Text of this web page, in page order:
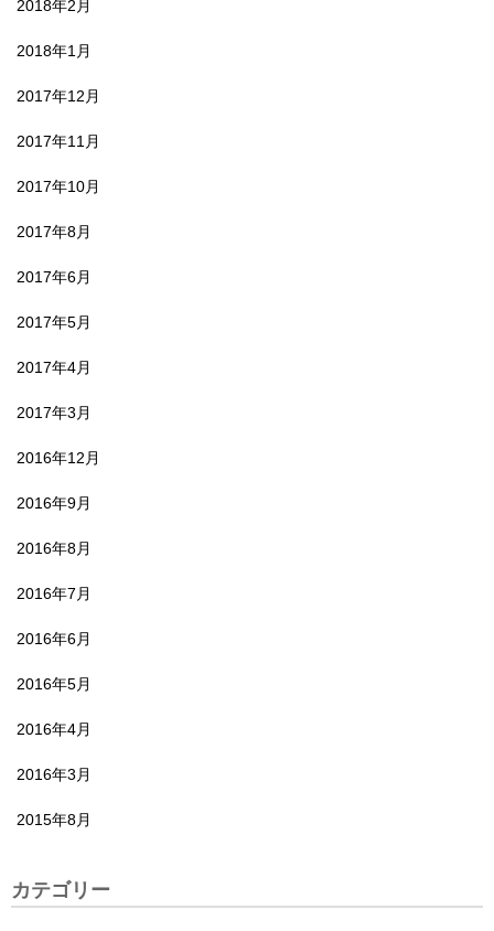
2018年2月
2018年1月
2017年12月
2017年11月
2017年10月
2017年8月
2017年6月
2017年5月
2017年4月
2017年3月
2016年12月
2016年9月
2016年8月
2016年7月
2016年6月
2016年5月
2016年4月
2016年3月
2015年8月
カテゴリー